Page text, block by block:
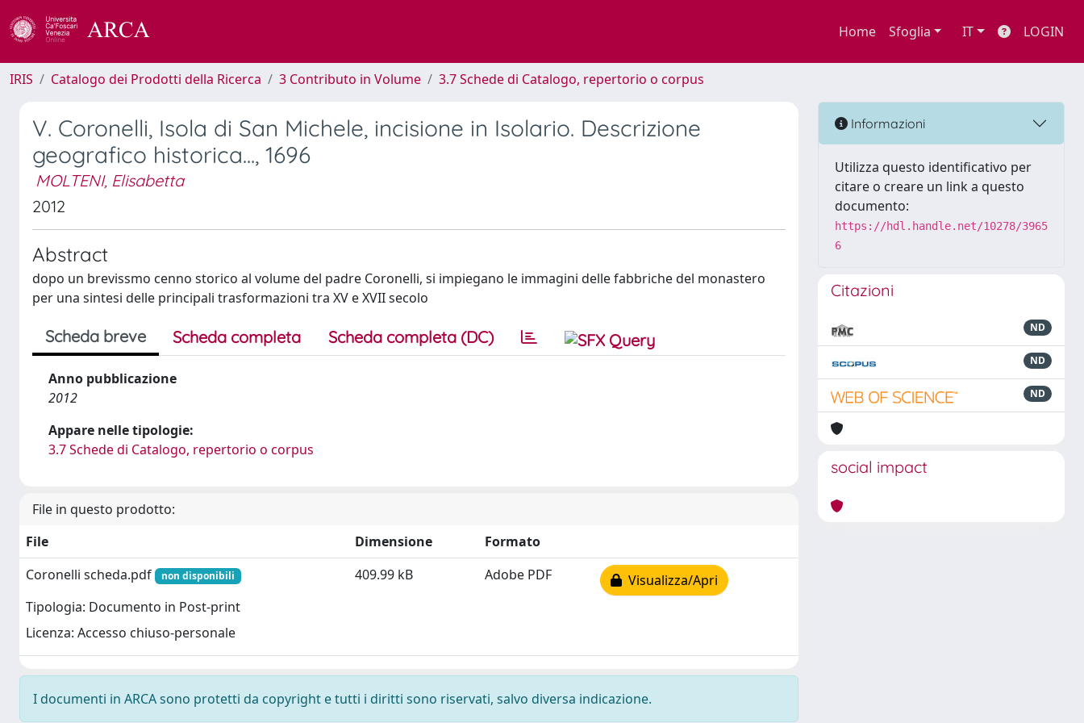
Home Sfoglia IT LOGIN
IRIS Catalogo dei Prodotti della Ricerca 3 Contributo in Volume 3.7 Schede di Catalogo, repertorio o corpus
V. Coronelli, Isola di San Michele, incisione in Isolario. Descrizione
geografico historica..., 1696
MOLTENI, Elisabetta
2012
Abstract
dopo un brevissmo cenno storico al volume del padre Coronelli, si impiegano le immagini delle fabbriche del monastero
per una sintesi delle principali trasformazioni tra XV e XVII secolo
Scheda breve Scheda completa Scheda completa (DC)
Anno pubblicazione
2012
Appare nelle tipologie:
3.7 Schede di Catalogo, repertorio o corpus
File in questo prodotto:
File
Dimensione
Formato
Coronelli scheda.pdf
non disponibili
Tipologia: Documento in Post-print
Licenza: Accesso chiuso-personale
409.99 kB Adobe PDF Visualizza/Apri
I documenti in ARCA sono protetti da copyright e tutti i diritti sono riservati, salvo diversa indicazione.
Informazioni
Utilizza questo identificativo per
citare o creare un link a questo
documento:
https://hdl.handle.net/10278/3965
6
Citazioni
ND
ND
ND
social impact